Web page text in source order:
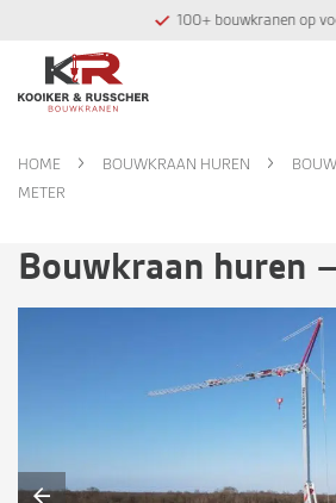
100+ bouwkranen op
HOME BOUWKRAAN HUREN
METER
Bouwkraan huren